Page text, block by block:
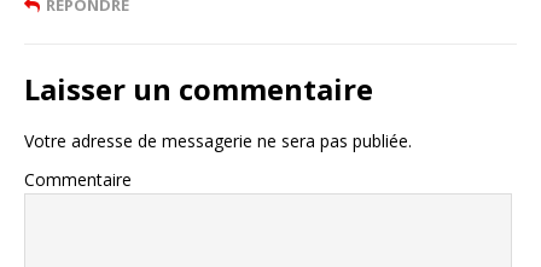
RÉPONDRE
Laisser un commentaire
Votre adresse de messagerie ne sera pas publiée.
Commentaire